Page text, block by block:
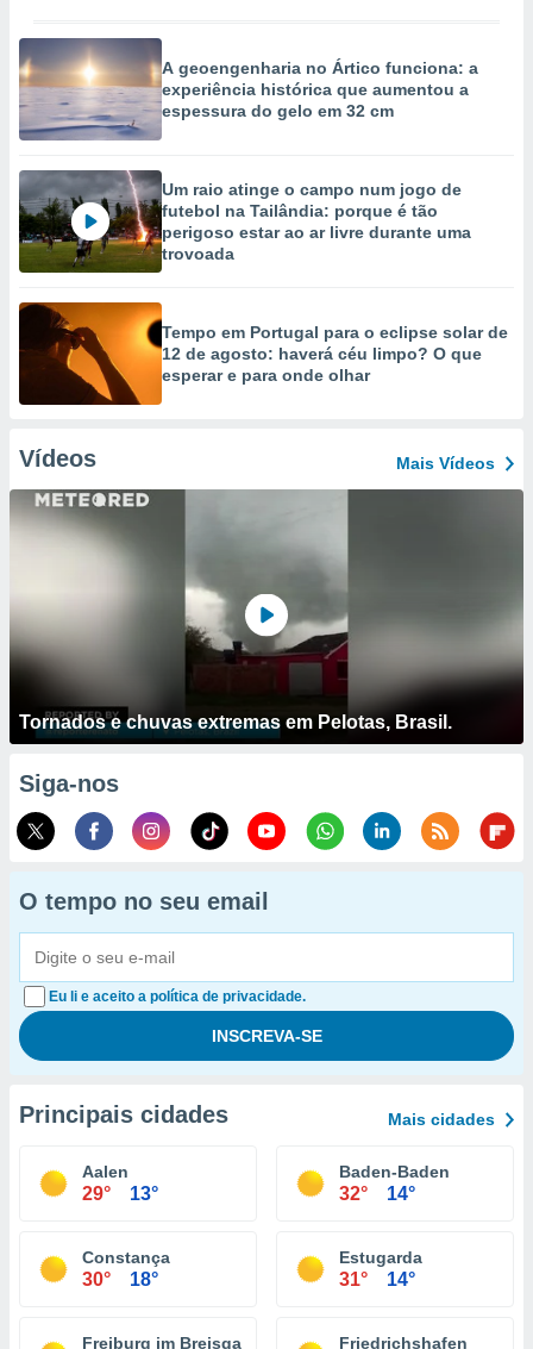
A geoengenharia no Ártico funciona: a
experiência histórica que aumentou a
espessura do gelo em 32 cm
Um raio atinge o campo num jogo de
futebol na Tailândia: porque é tão
perigoso estar ao ar livre durante uma
trovoada
Tempo em Portugal para o eclipse solar de
12 de agosto: haverá céu limpo? O que
esperar e para onde olhar
Vídeos Mais Vídeos
Tornados e chuvas extremas em Pelotas, Brasil.
Siga-nos
O tempo no seu email
Eu li e aceito a política de privacidade.
Principais cidades Mais cidades
Aalen
29° 13°
Baden-Baden
32° 14°
Constança
30° 18°
Estugarda
31° 14°
Freiburg im Breisgau Friedrichshafen